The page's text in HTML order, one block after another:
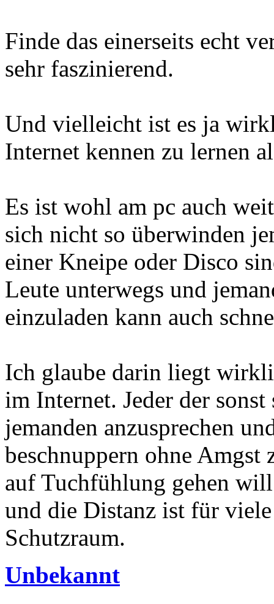
Finde das einerseits echt
sehr faszinierend.
Und vielleicht ist es ja
Internet kennen zu lernen
Es ist wohl am pc auch
sich nicht so überwinden
einer Kneipe oder Disco
Leute unterwegs und
einzuladen kann auch
Ich glaube darin liegt
im Internet. Jeder der
jemanden anzusprechen
beschnuppern ohne Amgst
auf Tuchfühlung gehen
und die Distanz ist für
Schutzraum.
Unbekannt